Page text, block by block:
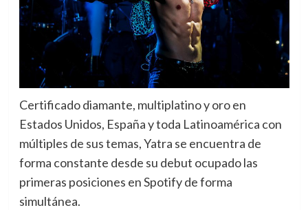
Certificado diamante, multiplatino y oro en
Estados Unidos, España y toda Latinoamérica con
múltiples de sus temas, Yatra se encuentra de
forma constante desde su debut ocupado las
primeras posiciones en Spotify de forma
simultánea.